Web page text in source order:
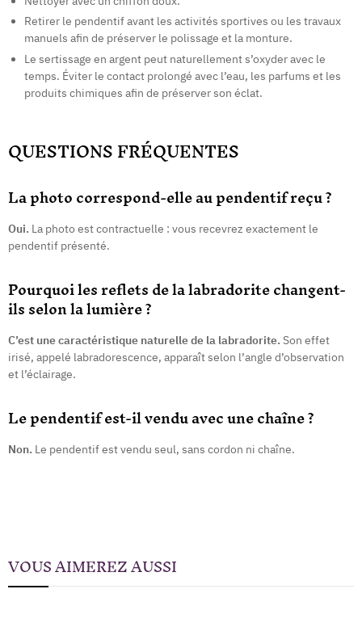
Retirer le pendentif avant les activités sportives ou les travaux
manuels afin de préserver le polissage et la monture.
Le sertissage en argent peut naturellement s’oxyder avec le
temps. Éviter le contact prolongé avec l’eau, les parfums et les
produits chimiques afin de préserver son éclat.
QUESTIONS FRÉQUENTES
La photo correspond-elle au pendentif reçu ?
Oui. La photo est contractuelle : vous recevrez exactement le
pendentif présenté.
Pourquoi les reflets de la labradorite changent-
ils selon la lumière ?
C’est une caractéristique naturelle de la labradorite. Son effet
irisé, appelé labradorescence, apparaît selon l’angle d’observation
et l’éclairage.
Le pendentif est-il vendu avec une chaîne ?
Non. Le pendentif est vendu seul, sans cordon ni chaîne.
VOUS AIMEREZ AUSSI